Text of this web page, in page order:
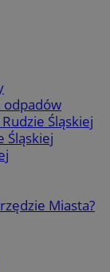
Śląskiej
Śląskiej
Miasta?